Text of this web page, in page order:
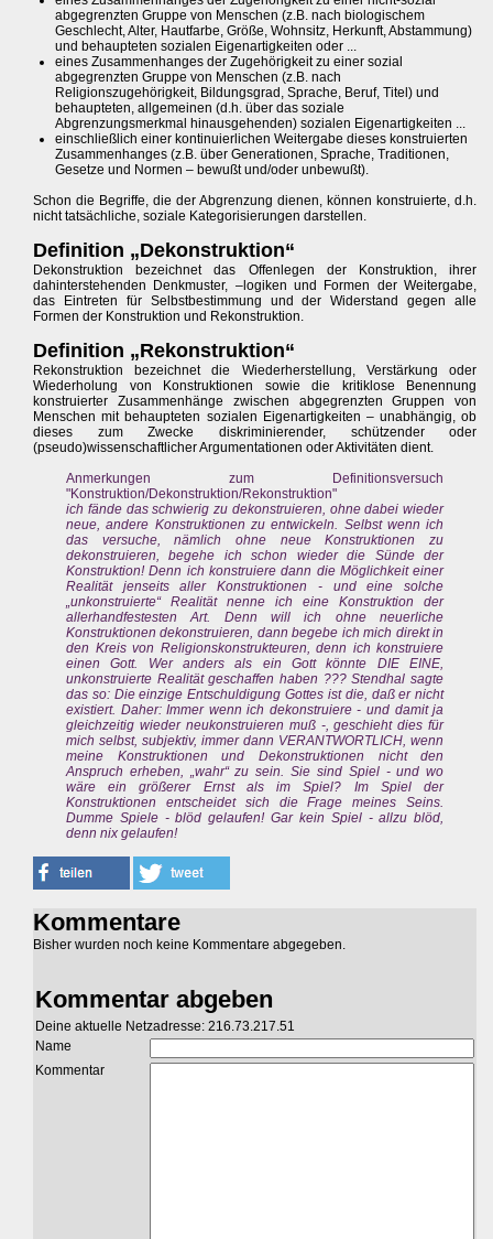
abgegrenzten Gruppe von Menschen (z.B. nach biologischem
Geschlecht, Alter, Hautfarbe, Größe, Wohnsitz, Herkunft, Abstammung)
und behaupteten sozialen Eigenartigkeiten oder ...
eines Zusammenhanges der Zugehörigkeit zu einer sozial
abgegrenzten Gruppe von Menschen (z.B. nach
Religionszugehörigkeit, Bildungsgrad, Sprache, Beruf, Titel) und
behaupteten, allgemeinen (d.h. über das soziale
Abgrenzungsmerkmal hinausgehenden) sozialen Eigenartigkeiten ...
einschließlich einer kontinuierlichen Weitergabe dieses konstruierten
Zusammenhanges (z.B. über Generationen, Sprache, Traditionen,
Gesetze und Normen – bewußt und/oder unbewußt).
Schon die Begriffe, die der Abgrenzung dienen, können konstruierte, d.h.
nicht tatsächliche, soziale Kategorisierungen darstellen.
Definition „Dekonstruktion“
Dekonstruktion bezeichnet das Offenlegen der Konstruktion, ihrer
dahinterstehenden Denkmuster, –logiken und Formen der Weitergabe,
das Eintreten für Selbstbestimmung und der Widerstand gegen alle
Formen der Konstruktion und Rekonstruktion.
Definition „Rekonstruktion“
Rekonstruktion bezeichnet die Wiederherstellung, Verstärkung oder
Wiederholung von Konstruktionen sowie die kritiklose Benennung
konstruierter Zusammenhänge zwischen abgegrenzten Gruppen von
Menschen mit behaupteten sozialen Eigenartigkeiten – unabhängig, ob
dieses zum Zwecke diskriminierender, schützender oder
(pseudo)wissenschaftlicher Argumentationen oder Aktivitäten dient.
Anmerkungen zum Definitionsversuch
"Konstruktion/Dekonstruktion/Rekonstruktion"
ich fände das schwierig zu dekonstruieren, ohne dabei wieder
neue, andere Konstruktionen zu entwickeln. Selbst wenn ich
das versuche, nämlich ohne neue Konstruktionen zu
dekonstruieren, begehe ich schon wieder die Sünde der
Konstruktion! Denn ich konstruiere dann die Möglichkeit einer
Realität jenseits aller Konstruktionen - und eine solche
„unkonstruierte“ Realität nenne ich eine Konstruktion der
allerhandfestesten Art. Denn will ich ohne neuerliche
Konstruktionen dekonstruieren, dann begebe ich mich direkt in
den Kreis von Religionskonstrukteuren, denn ich konstruiere
einen Gott. Wer anders als ein Gott könnte DIE EINE,
unkonstruierte Realität geschaffen haben ??? Stendhal sagte
das so: Die einzige Entschuldigung Gottes ist die, daß er nicht
existiert. Daher: Immer wenn ich dekonstruiere - und damit ja
gleichzeitig wieder neukonstruieren muß -, geschieht dies für
mich selbst, subjektiv, immer dann VERANTWORTLICH, wenn
meine Konstruktionen und Dekonstruktionen nicht den
Anspruch erheben, „wahr“ zu sein. Sie sind Spiel - und wo
wäre ein größerer Ernst als im Spiel? Im Spiel der
Konstruktionen entscheidet sich die Frage meines Seins.
Dumme Spiele - blöd gelaufen! Gar kein Spiel - allzu blöd,
denn nix gelaufen!
Kommentare
Bisher wurden noch keine Kommentare abgegeben.
Kommentar abgeben
Deine aktuelle Netzadresse: 216.73.217.51
Name
Kommentar